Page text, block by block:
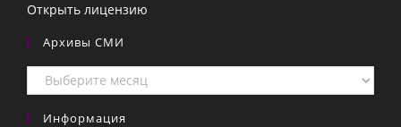
Открыть лицензию
Архивы СМИ
Архивы
СМИ
Информация